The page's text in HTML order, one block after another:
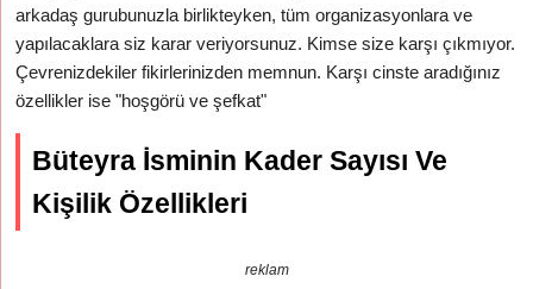
arkadaş gurubunuzla birlikteyken, tüm organizasyonlara ve
yapılacaklara siz karar veriyorsunuz. Kimse size karşı çıkmıyor.
Çevrenizdekiler fikirlerinizden memnun. Karşı cinste aradığınız
özellikler ise "hoşgörü ve şefkat"
Büteyra İsminin Kader Sayısı Ve
Kişilik Özellikleri
reklam